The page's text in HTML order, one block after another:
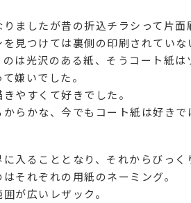
ましたが昔の折込チラシって片面
見つけては裏側の印刷されてい
のは光沢のある紙、そうコート紙
嫌いでした。
やすくて好きでした。
らかな、今でもコート紙は好き
入ることとなり、それからびっく
それぞれの用紙のネーミング。
が広いレザック。